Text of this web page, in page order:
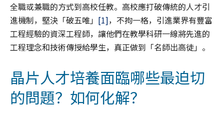
全職或兼職的方式到高校任教。高校應打破傳統的人才引
進機制，堅決「破五唯」 [1]，不拘一格，引進業界有豐富
工程經驗的資深工程師，讓他們在教學科研一線將先進的
工程理念和技術傳授給學生，真正做到「名師出高徒」。
晶片人才培養面臨哪些最迫切
的問題？如何化解？